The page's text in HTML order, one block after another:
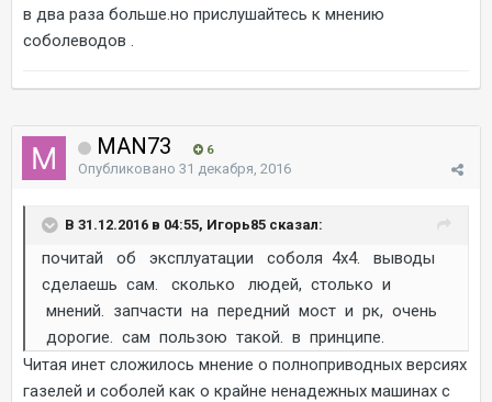
в два раза больше.но прислушайтесь к мнению
соболеводов .
MAN73 6
Опубликовано 31 декабря, 2016
В 31.12.2016 в 04:55, Игорь85 сказал:
почитай об эксплуатации соболя 4х4. выводы
сделаешь сам. сколько людей, столько и
мнений. запчасти на передний мост и рк, очень
дорогие. сам пользою такой. в принципе.
Читая инет сложилось мнение о полноприводных версиях
газелей и соболей как о крайне ненадежных машинах с